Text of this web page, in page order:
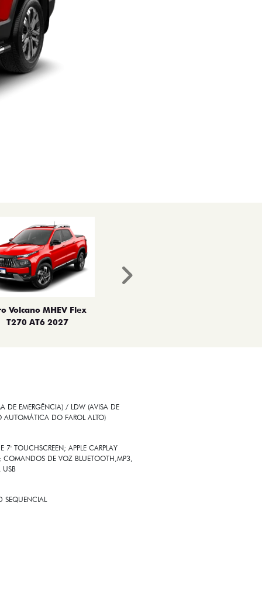
Volcano MHEV Flex
T270 AT6 2027
Próximo
DE EMERGÊNCIA) / LDW (AVISA DE
DO FAROL ALTO)
7' TOUCHSCREEN; APPLE CARPLAY
COMANDOS DE VOZ BLUETOOTH,MP3,
USB
SEQUENCIAL